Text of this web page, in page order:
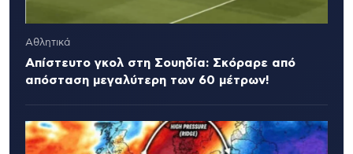
Αθλητικά
Απίστευτο γκολ στη Σουηδία: Σκόραρε από
απόσταση μεγαλύτερη των 60 μέτρων!